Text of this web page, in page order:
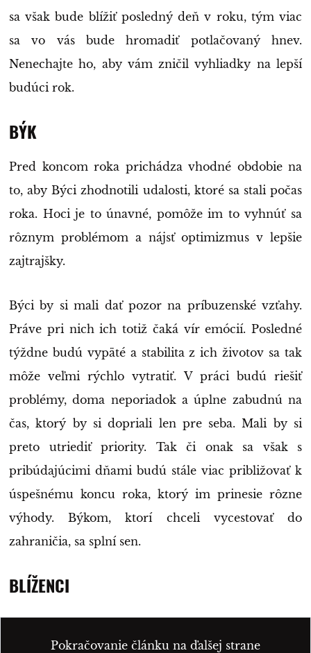
sa však bude blížiť posledný deň v roku, tým viac
sa vo vás bude hromadiť potlačovaný hnev.
Nenechajte ho, aby vám zničil vyhliadky na lepší
budúci rok.
BÝK
Pred koncom roka prichádza vhodné obdobie na
to, aby Býci zhodnotili udalosti, ktoré sa stali počas
roka. Hoci je to únavné, pomôže im to vyhnúť sa
rôznym problémom a nájsť optimizmus v lepšie
zajtrajšky.
Býci by si mali dať pozor na príbuzenské vzťahy.
Práve pri nich ich totiž čaká vír emócií. Posledné
týždne budú vypäté a stabilita z ich životov sa tak
môže veľmi rýchlo vytratiť. V práci budú riešiť
problémy, doma neporiadok a úplne zabudnú na
čas, ktorý by si dopriali len pre seba. Mali by si
preto utriediť priority. Tak či onak sa však s
pribúdajúcimi dňami budú stále viac približovať k
úspešnému koncu roka, ktorý im prinesie rôzne
výhody. Býkom, ktorí chceli vycestovať do
zahraničia, sa splní sen.
BLÍŽENCI
Pokračovanie článku na ďalšej strane